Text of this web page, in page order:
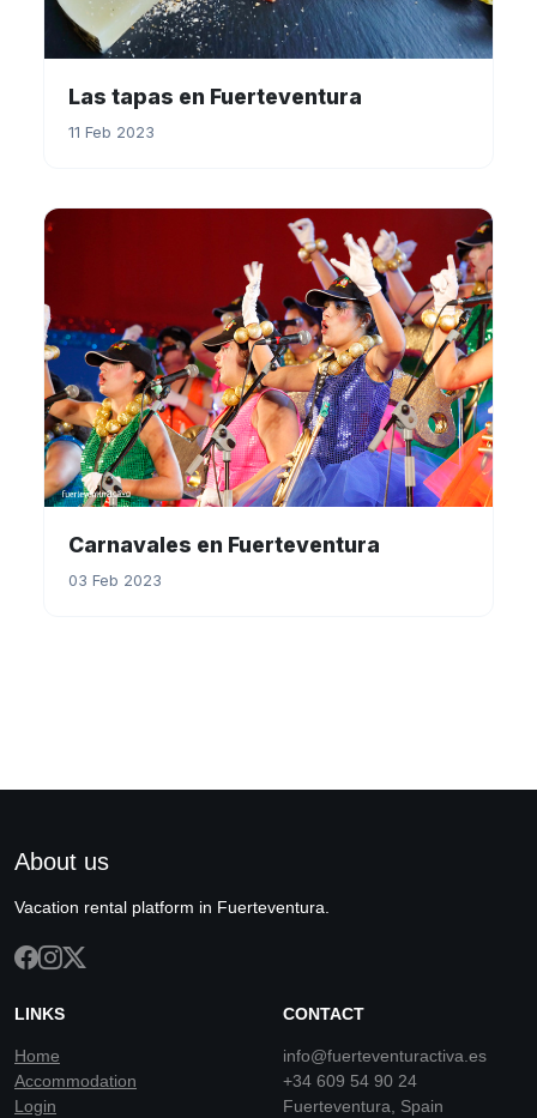
Las tapas en Fuerteventura
11 Feb 2023
Carnavales en Fuerteventura
03 Feb 2023
About us
Vacation rental platform in Fuerteventura.
LINKS
Home
Accommodation
Login
CONTACT
info@fuerteventuractiva.es
+34 609 54 90 24
Fuerteventura, Spain